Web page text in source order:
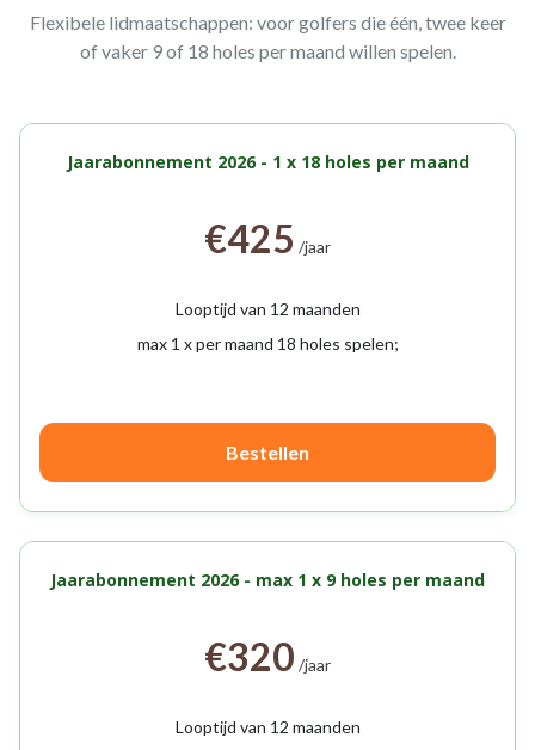
Flexibele lidmaatschappen: voor golfers die één, twee keer
of vaker 9 of 18 holes per maand willen spelen.
Jaarabonnement 2026 - 1 x 18 holes per maand
€425 /jaar
Looptijd van 12 maanden
max 1 x per maand 18 holes spelen;
Bestellen
Jaarabonnement 2026 - max 1 x 9 holes per maand
€320 /jaar
Looptijd van 12 maanden